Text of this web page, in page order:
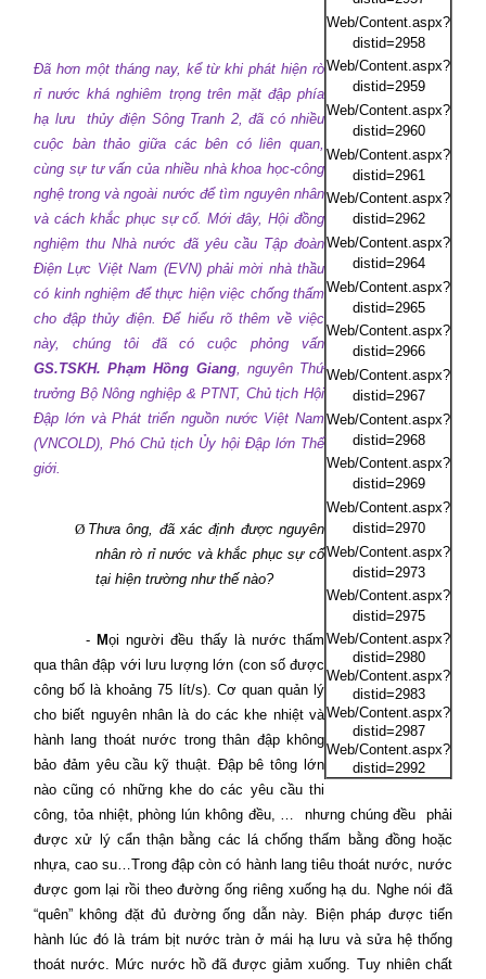
Web/Content.aspx?
distid=2958
Web/Content.aspx?
distid=2959
Web/Content.aspx?
distid=2960
Web/Content.aspx?
distid=2961
Web/Content.aspx?
distid=2962
Web/Content.aspx?
distid=2964
Web/Content.aspx?
distid=2965
Web/Content.aspx?
distid=2966
Web/Content.aspx?
distid=2967
Web/Content.aspx?
distid=2968
Web/Content.aspx?
distid=2969
Web/Content.aspx?
distid=2970
Web/Content.aspx?
distid=2973
Web/Content.aspx?
distid=2975
Web/Content.aspx?
distid=2980
Web/Content.aspx?
distid=2983
Web/Content.aspx?
distid=2987
Web/Content.aspx?
distid=2992
Đã hơn một tháng nay, kể từ khi phát hiện rò
rỉ nước khá nghiêm trọng trên mặt đập phía
hạ lưu
thủy điện Sông Tranh 2, đã có nhiều
cuộc bàn thảo giữa các bên có liên quan,
cùng sự tư vấn của nhiều nhà khoa học-công
nghệ trong và ngoài nước để tìm nguyên nhân
và cách khắc phục sự cố. Mới đây, Hội đồng
nghiệm thu Nhà nước đã yêu cầu Tập đoàn
Điện Lực Việt Nam (EVN) phải mời nhà thầu
có kinh nghiệm để thực hiện việc chống thấm
cho đập thủy điện. Để hiểu rõ thêm về việc
này, chúng tôi đã có cuộc phỏng vấn
GS.TSKH. Phạm Hồng Giang, nguyên Thứ
trưởng Bộ Nông nghiệp & PTNT, Chủ tịch Hội
Đập lớn và Phát triển nguồn nước Việt Nam
(VNCOLD), Phó Chủ tịch Ủy hội Đập lớn Thế
giới.
Ø Thưa ông, đã xác định được nguyên
nhân rò rỉ nước và khắc phục sự cố
tại hiện trường như thế nào?
- Mọi người đều thấy là nước thấm
qua thân đập với lưu lượng lớn (con số được
công bố là khoảng 75 lít/s). Cơ quan quản lý
cho biết nguyên nhân là do các khe nhiệt và
hành lang thoát nước trong thân đập không
bảo đảm yêu cầu kỹ thuật. Đập bê tông lớn
nào cũng có những khe do các yêu cầu thi
công, tỏa nhiệt, phòng lún không đều, …
nhưng chúng đều
phải
được xử lý cẩn thận bằng các lá chống thấm bằng đồng hoặc
nhựa, cao su…Trong đập còn có hành lang tiêu thoát nước, nước
được gom lại rồi theo đường ống riêng xuống hạ du. Nghe nói đã
“quên” không đặt đủ đường ống dẫn này. Biện pháp được tiến
hành lúc đó là trám bịt nước tràn ở mái hạ lưu và sửa hệ thống
thoát nước. Mức nước hồ đã được giảm xuống. Tuy nhiên chất